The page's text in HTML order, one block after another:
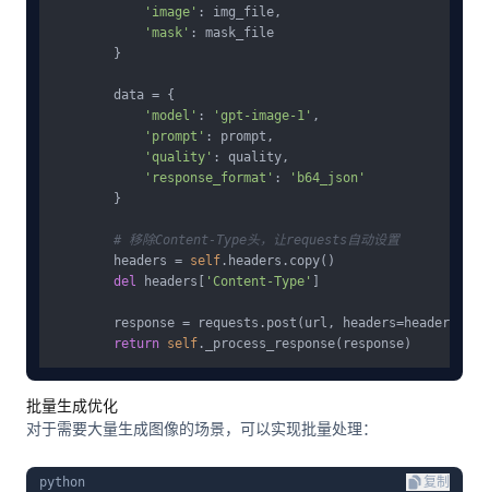
'image' : img_file,
'mask' : mask_file
        }
        data = {
'model' : 'gpt-image-1' ,
'prompt' : prompt,
'quality' : quality,
'response_format' :
'b64_json'
        }
# 移除Content-Type头，让requests自动设置
        headers =
self .headers.copy()
del
headers[ 'Content-Type' ]
response = requests.post(url, headers=headers,
return self
批量生成优化
对于需要大量生成图像的场景，可以实现批量处理：
python 复制